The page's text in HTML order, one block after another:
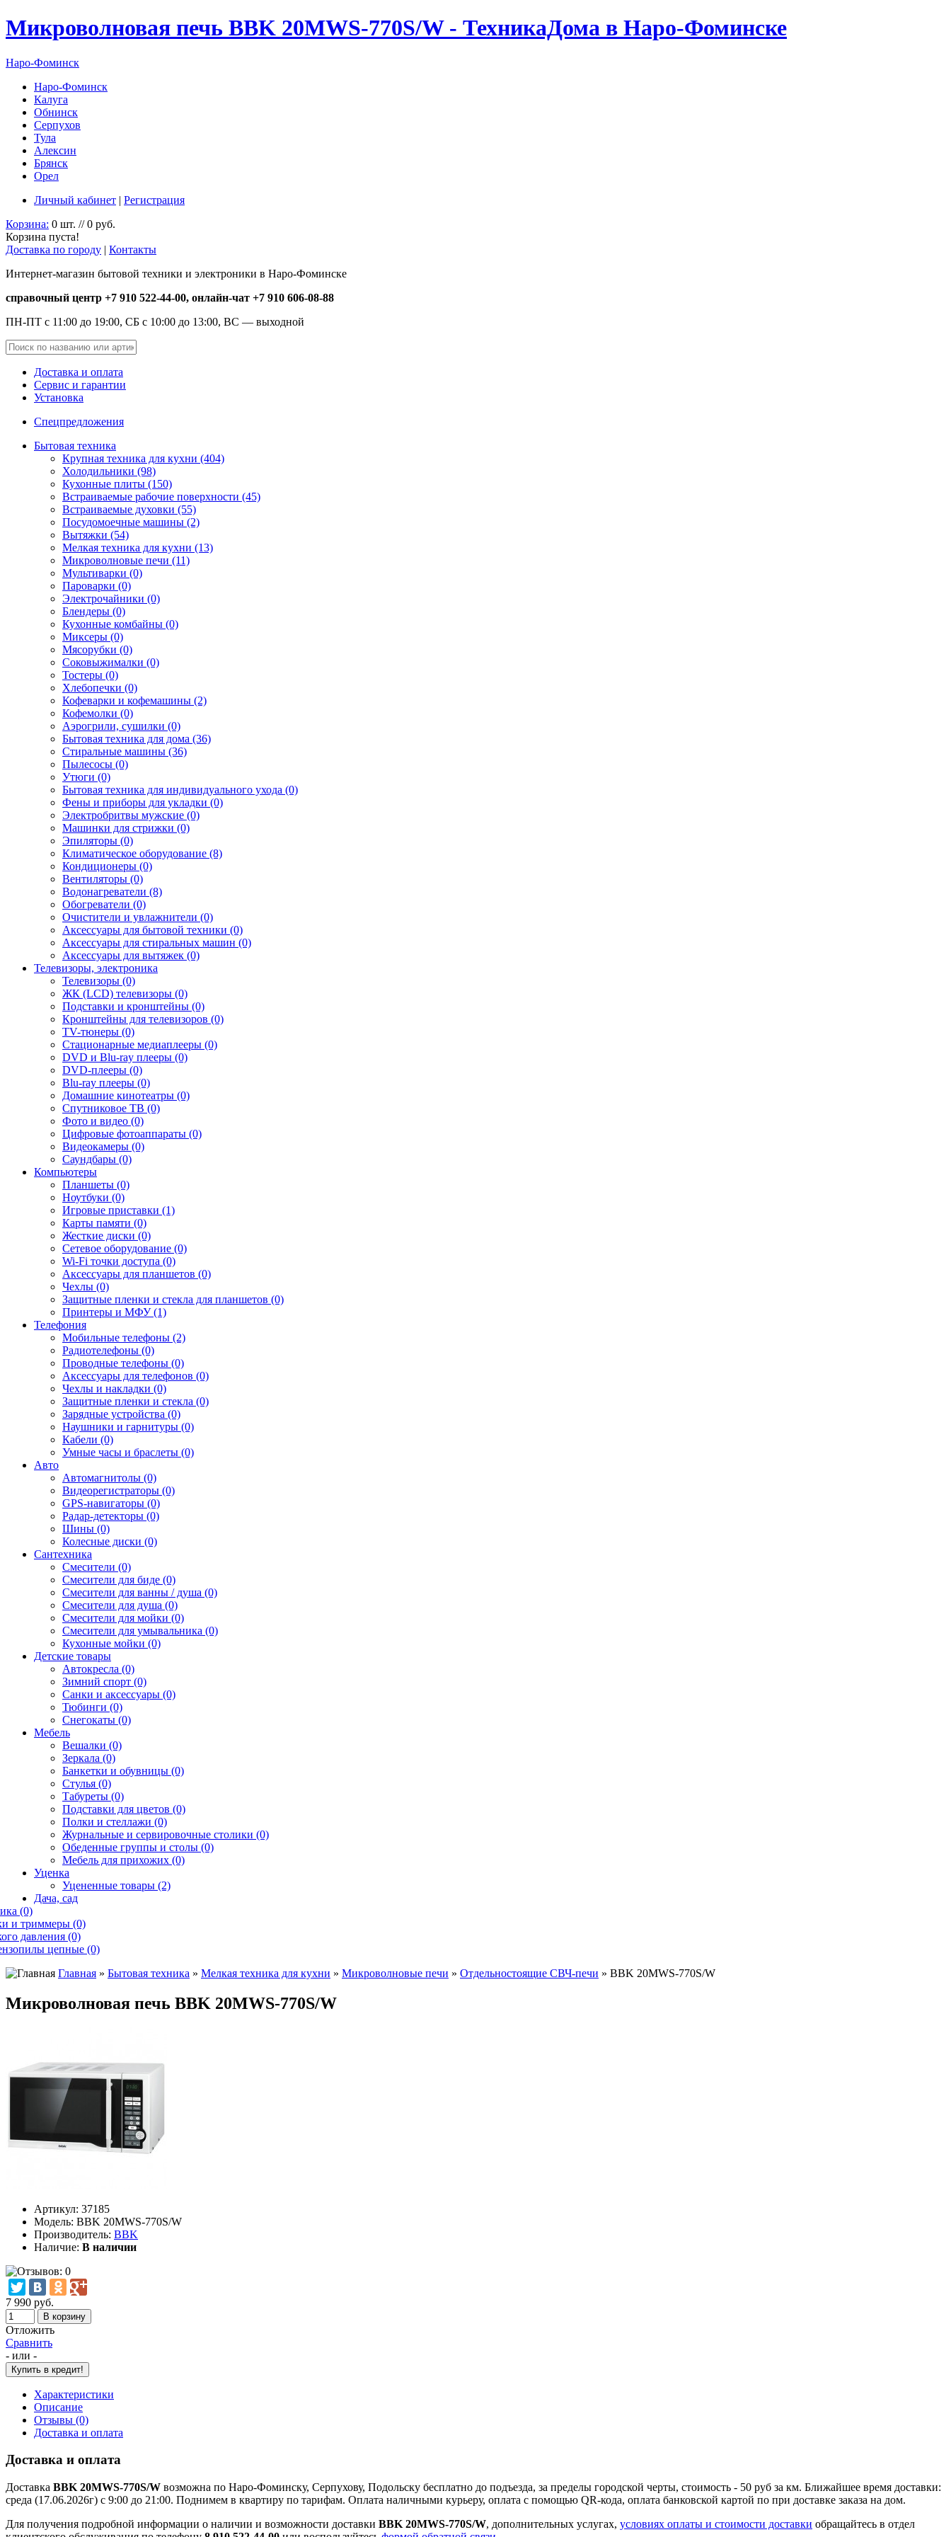
Микроволновая печь BBK 20MWS-770S/W - ТехникаДома в Наро-Фоминске
Наро-Фоминск
Наро-Фоминск
Калуга
Обнинск
Серпухов
Тула
Алексин
Брянск
Орел
Личный кабинет | Регистрация
Корзина: 0 шт. // 0 руб.
Корзина пуста!
Доставка по городу | Контакты
Интернет-магазин бытовой техники и электроники в Наро-Фоминске
справочный центр +7 910 522-44-00, онлайн-чат +7 910 606-08-88
ПН-ПТ с 11:00 до 19:00, СБ с 10:00 до 13:00, ВС — выходной
Доставка и оплата
Сервис и гарантии
Установка
Спецпредложения
Бытовая техника
Крупная техника для кухни (404)
Холодильники (98)
Кухонные плиты (150)
Встраиваемые рабочие поверхности (45)
Встраиваемые духовки (55)
Посудомоечные машины (2)
Вытяжки (54)
Мелкая техника для кухни (13)
Микроволновые печи (11)
Мультиварки (0)
Пароварки (0)
Электрочайники (0)
Блендеры (0)
Кухонные комбайны (0)
Миксеры (0)
Мясорубки (0)
Соковыжималки (0)
Тостеры (0)
Хлебопечки (0)
Кофеварки и кофемашины (2)
Кофемолки (0)
Аэрогрили, сушилки (0)
Бытовая техника для дома (36)
Стиральные машины (36)
Пылесосы (0)
Утюги (0)
Бытовая техника для индивидуального ухода (0)
Фены и приборы для укладки (0)
Электробритвы мужские (0)
Машинки для стрижки (0)
Эпиляторы (0)
Климатическое оборудование (8)
Кондиционеры (0)
Вентиляторы (0)
Водонагреватели (8)
Обогреватели (0)
Очистители и увлажнители (0)
Аксессуары для бытовой техники (0)
Аксессуары для стиральных машин (0)
Аксессуары для вытяжек (0)
Телевизоры, электроника
Телевизоры (0)
ЖК (LCD) телевизоры (0)
Подставки и кронштейны (0)
Кронштейны для телевизоров (0)
TV-тюнеры (0)
Стационарные медиаплееры (0)
DVD и Blu-ray плееры (0)
DVD-плееры (0)
Blu-ray плееры (0)
Домашние кинотеатры (0)
Спутниковое ТВ (0)
Фото и видео (0)
Цифровые фотоаппараты (0)
Видеокамеры (0)
Саундбары (0)
Компьютеры
Планшеты (0)
Ноутбуки (0)
Игровые приставки (1)
Карты памяти (0)
Жесткие диски (0)
Сетевое оборудование (0)
Wi-Fi точки доступа (0)
Аксессуары для планшетов (0)
Чехлы (0)
Защитные пленки и стекла для планшетов (0)
Принтеры и МФУ (1)
Телефония
Мобильные телефоны (2)
Радиотелефоны (0)
Проводные телефоны (0)
Аксессуары для телефонов (0)
Чехлы и накладки (0)
Защитные пленки и стекла (0)
Зарядные устройства (0)
Наушники и гарнитуры (0)
Кабели (0)
Умные часы и браслеты (0)
Авто
Автомагнитолы (0)
Видеорегистраторы (0)
GPS-навигаторы (0)
Радар-детекторы (0)
Шины (0)
Колесные диски (0)
Сантехника
Смесители (0)
Смесители для биде (0)
Смесители для ванны / душа (0)
Смесители для душа (0)
Смесители для мойки (0)
Смесители для умывальника (0)
Кухонные мойки (0)
Детские товары
Автокресла (0)
Зимний спорт (0)
Санки и аксессуары (0)
Тюбинги (0)
Снегокаты (0)
Мебель
Вешалки (0)
Зеркала (0)
Банкетки и обувницы (0)
Стулья (0)
Табуреты (0)
Подставки для цветов (0)
Полки и стеллажи (0)
Журнальные и сервировочные столики (0)
Обеденные группы и столы (0)
Мебель для прихожих (0)
Уценка
Уцененные товары (2)
Дача, сад
(0)
и триммеры (0)
давления (0)
цепные (0)
Главная » Бытовая техника » Мелкая техника для кухни » Микроволновые печи » Отдельностоящие СВЧ-печи » BBK 20MWS-770S/W
Микроволновая печь BBK 20MWS-770S/W
Артикул: 37185
Модель: BBK 20MWS-770S/W
Производитель: BBK
Наличие: В наличии
7 990 руб.
Отложить
Сравнить
- или -
Характеристики
Описание
Отзывы (0)
Доставка и оплата
Доставка и оплата
Доставка BBK 20MWS-770S/W возможна по Наро-Фоминску, Серпухову, Подольску бесплатно до подъезда, за пределы городской черты, стоимость - 50 руб за км. Ближайшее время доставки:
среда (17.06.2026г) с 9:00 до 21:00. Поднимем в квартиру по тарифам. Оплата наличными курьеру, оплата с помощью QR-кода, оплата банковской картой по при доставке заказа на дом.
Для получения подробной информации о наличии и возможности доставки BBK 20MWS-770S/W, дополнительных услугах, условиях оплаты и стоимости доставки обращайтесь в отдел